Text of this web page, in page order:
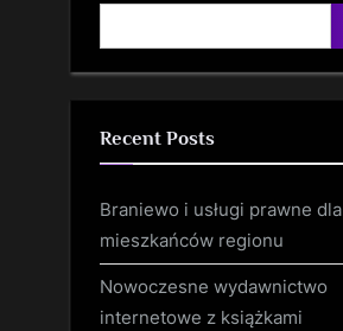
Recent Posts
Braniewo i usługi prawne dla
mieszkańców regionu
Nowoczesne wydawnictwo
internetowe z książkami